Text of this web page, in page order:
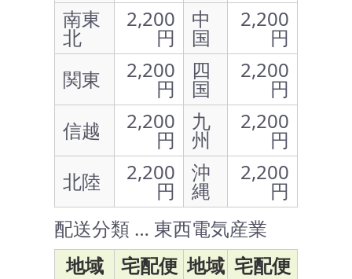
南東
北
2,200
円
中
国
2,200
円
関東
2,200
円
四
国
2,200
円
信越
2,200
円
九
州
2,200
円
北陸
2,200
円
沖
縄
2,200
円
配送分類 … 東西電気産業
地域
宅配便 地域 宅配便